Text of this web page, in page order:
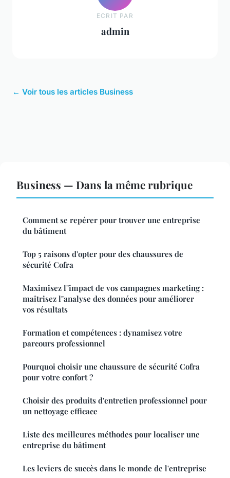
ECRIT PAR
admin
← Voir tous les articles Business
Business — Dans la même rubrique
Comment se repérer pour trouver une entreprise
du bâtiment
Top 5 raisons d'opter pour des chaussures de
sécurité Cofra
Maximisez l"impact de vos campagnes marketing :
maîtrisez l"analyse des données pour améliorer
vos résultats
Formation et compétences : dynamisez votre
parcours professionnel
Pourquoi choisir une chaussure de sécurité Cofra
pour votre confort ?
Choisir des produits d'entretien professionnel pour
un nettoyage efficace
Liste des meilleures méthodes pour localiser une
entreprise du bâtiment
Les leviers de succès dans le monde de l'entreprise